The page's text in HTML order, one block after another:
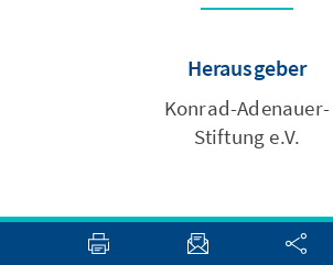
Herausgeber
Konrad-Adenauer-
Stiftung e.V.